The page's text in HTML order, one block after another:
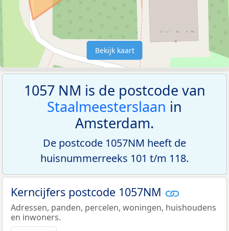
Bekijk kaart
1057 NM is de postcode van
Staalmeesterslaan in
Amsterdam.
De postcode 1057NM heeft de
huisnummerreeks 101 t/m 118.
Kerncijfers postcode 1057NM
Adressen, panden, percelen, woningen, huishoudens
en inwoners.